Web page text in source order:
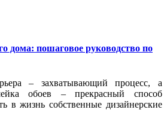
дома: пошаговое руководство по
– захватывающий процесс, а
обоев – прекрасный способ
в жизнь собственные дизайнерские